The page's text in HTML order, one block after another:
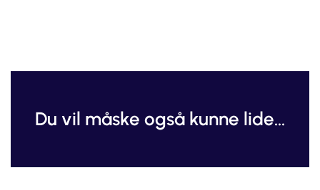
Du vil måske også kunne lide...